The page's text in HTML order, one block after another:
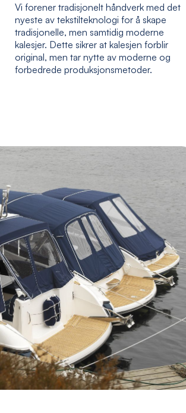
Vi forener tradisjonelt håndverk med det
nyeste av tekstilteknologi for å skape
tradisjonelle, men samtidig moderne
kalesjer. Dette sikrer at kalesjen forblir
original, men tar nytte av moderne og
forbedrede produksjonsmetoder.